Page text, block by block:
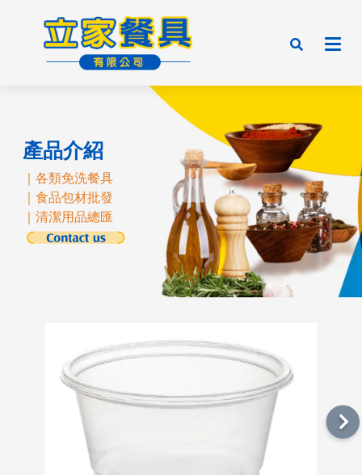
產品介紹
｜各類免洗餐具
｜食品包材批發
｜清潔用品總匯